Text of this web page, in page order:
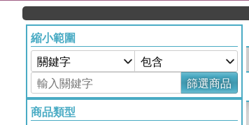
縮小範圍
篩選商品
商品類型